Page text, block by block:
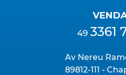
49 3361
Av Nereu
89812-111 -